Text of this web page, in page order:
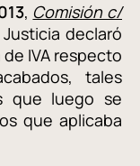
, Comisión c/
declaró
IVA respecto
tales
que luego se
que aplicaba